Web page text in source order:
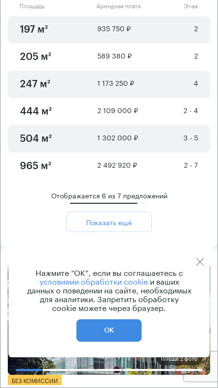
Площадь Арендная плата Этаж
197 м² 935 750 ₽ 2
205 м² 589 380 ₽ 2
247 м² 1 173 250 ₽ 4
444 м² 2 109 000 ₽ 2 - 4
504 м² 1 302 000 ₽ 3 - 5
965 м² 2 492 920 ₽ 2 - 7
Отображается 6 из7 предложений
Показать ещё
Еще 2 фото
БЕЗ КОМИССИИ
Нажмите “ОК”, если вы соглашаетесь с
условиями обработки cookieи ваших
данных о поведении на сайте, необходимых
для аналитики. Запретить обработку
cookie можете через браузер.
ОК